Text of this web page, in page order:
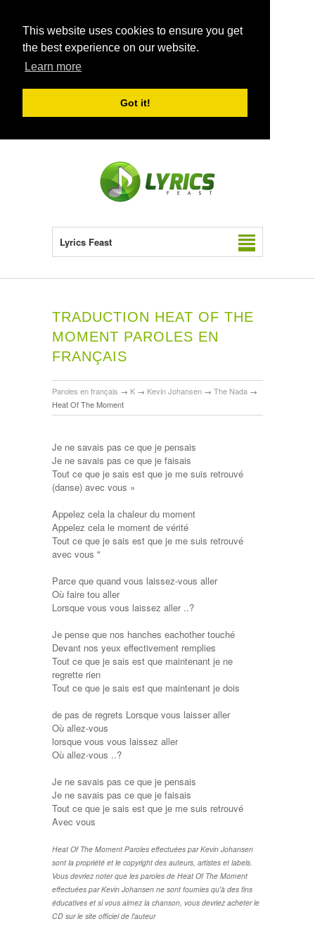
This website uses cookies to ensure you get
the best experience on our website.
Learn more
Got it!
Lyrics Feast
TRADUCTION HEAT OF THE
MOMENT PAROLES EN
FRANÇAIS
Paroles en français → K → Kevin Johansen → The Nada →
Heat Of The Moment
Je ne savais pas ce que je pensais
Je ne savais pas ce que je faisais
Tout ce que je sais est que je me suis retrouvé
(danse) avec vous »
Appelez cela la chaleur du moment
Appelez cela le moment de vérité
Tout ce que je sais est que je me suis retrouvé
avec vous "
Parce que quand vous laissez-vous aller
Où faire tou aller
Lorsque vous vous laissez aller ..?
Je pense que nos hanches eachother touché
Devant nos yeux effectivement remplies
Tout ce que je sais est que maintenant je ne
regrette rien
Tout ce que je sais est que maintenant je dois
de pas de regrets Lorsque vous laisser aller
Où allez-vous
lorsque vous vous laissez aller
Où allez-vous ..?
Je ne savais pas ce que je pensais
Je ne savais pas ce que je faisais
Tout ce que je sais est que je me suis retrouvé
Avec vous
Heat Of The Moment Paroles effectuées par Kevin Johansen
sont la propriété et le copyright des auteurs, artistes et labels.
Vous devriez noter que les paroles de Heat Of The Moment
effectuées par Kevin Johansen ne sont fournies qu'à des fins
éducatives et si vous aimez la chanson, vous devriez acheter le
CD sur le site officiel de l'auteur